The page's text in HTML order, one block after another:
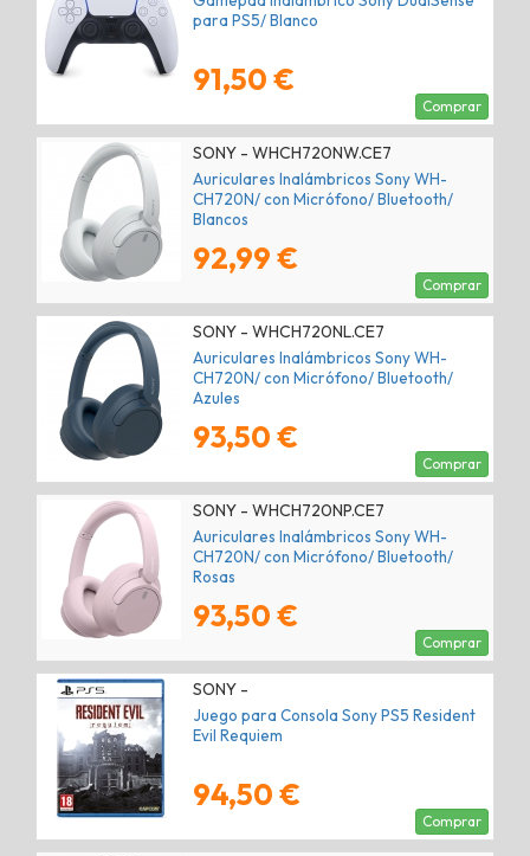
para PS5/ Blanco
91,50 €
Comprar
SONY - WHCH720NW.CE7
Auriculares Inalámbricos Sony WH-
CH720N/ con Micrófono/ Bluetooth/
Blancos
92,99 €
Comprar
SONY - WHCH720NL.CE7
Auriculares Inalámbricos Sony WH-
CH720N/ con Micrófono/ Bluetooth/
Azules
93,50 €
Comprar
SONY - WHCH720NP.CE7
Auriculares Inalámbricos Sony WH-
CH720N/ con Micrófono/ Bluetooth/
Rosas
93,50 €
Comprar
SONY -
Juego para Consola Sony PS5 Resident
Evil Requiem
94,50 €
Comprar